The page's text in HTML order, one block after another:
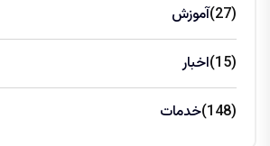
آموزش (27)
اخبار (15)
خدمات (148)